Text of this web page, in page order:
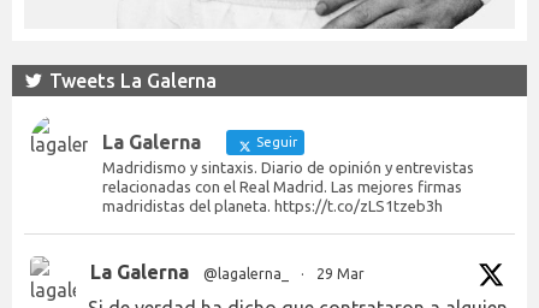
Tweets La Galerna
La Galerna Seguir
Madridismo y sintaxis. Diario de opinión y entrevistas
relacionadas con el Real Madrid. Las mejores firmas
madridistas del planeta. https://t.co/zLS1tzeb3h
La Galerna @lagalerna_ · 29 Mar